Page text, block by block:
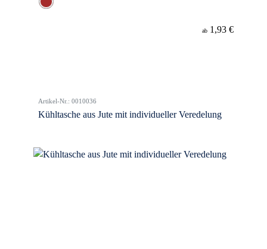
ab 1,93 €
Artikel-Nr.: 0010036
Kühltasche aus Jute mit individueller Veredelung